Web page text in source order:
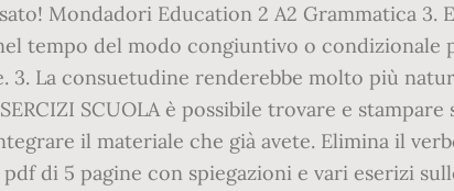
Mondadori Education 2 A2 Grammatica 3.
tempo del modo congiuntivo o condizionale
3. La consuetudine renderebbe molto più
SCUOLA è possibile trovare e
il materiale che già avete. Elimina il
di 5 pagine con spiegazioni e vari eserizi